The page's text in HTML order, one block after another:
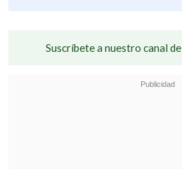
Suscríbete a nuestro canal de